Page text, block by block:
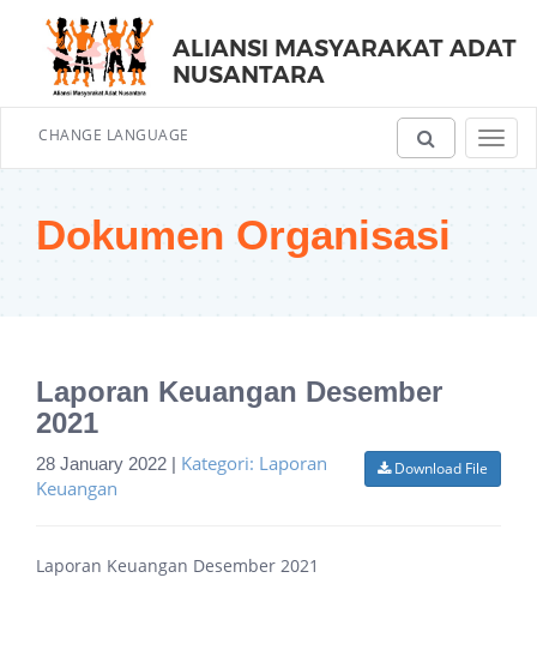
ALIANSI MASYARAKAT ADAT
NUSANTARA
CHANGE LANGUAGE
Dokumen Organisasi
Laporan Keuangan Desember
2021
Download File
28 January 2022 | Kategori: Laporan
Keuangan
Laporan Keuangan Desember 2021